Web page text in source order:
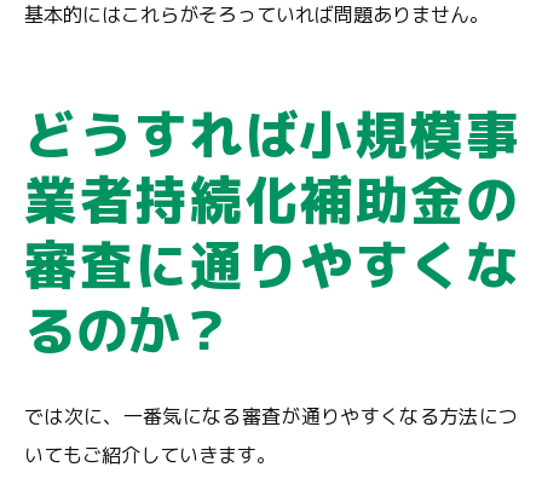
基本的にはこれらがそろっていれば問題ありません。
どうすれば小規模事
業者持続化補助金の
審査に通りやすくな
るのか？
では次に、一番気になる審査が通りやすくなる方法につ
いてもご紹介していきます。